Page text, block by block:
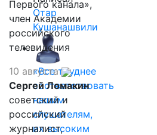
Отар
Кушанашвили
«Все труднее
соответствовать
нашим
слушателям,
их высоким
Первого канала»,
член Академии
российского
телевидения
10 августа
Сергей Ломакин
советский и
российский
журналист,